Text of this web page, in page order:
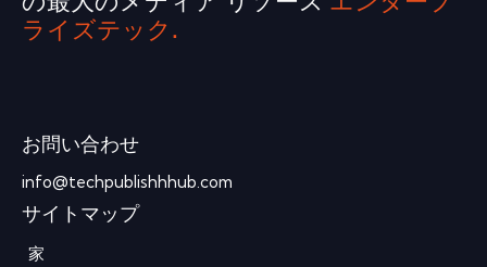
ライズテック.
お問い合わせ
info@techpublishhhub.com
サイトマップ
家